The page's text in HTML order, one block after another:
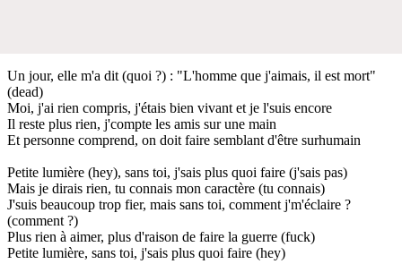
Un jour, elle m'a dit (quoi ?) : "L'homme que j'aimais, il est mort"
(dead)
Moi, j'ai rien compris, j'étais bien vivant et je l'suis encore
Il reste plus rien, j'compte les amis sur une main
Et personne comprend, on doit faire semblant d'être surhumain
Petite lumière (hey), sans toi, j'sais plus quoi faire (j'sais pas)
Mais je dirais rien, tu connais mon caractère (tu connais)
J'suis beaucoup trop fier, mais sans toi, comment j'm'éclaire ?
(comment ?)
Plus rien à aimer, plus d'raison de faire la guerre (fuck)
Petite lumière, sans toi, j'sais plus quoi faire (hey)